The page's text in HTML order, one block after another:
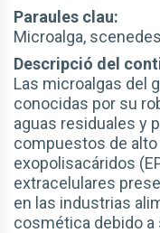
Paraules clau:
Microalga,
Descripció del
Las microalgas del
conocidas por su
aguas residuales y
compuestos de alto
exopolisacáridos
extracelulares
en las industrias
cosmética debido